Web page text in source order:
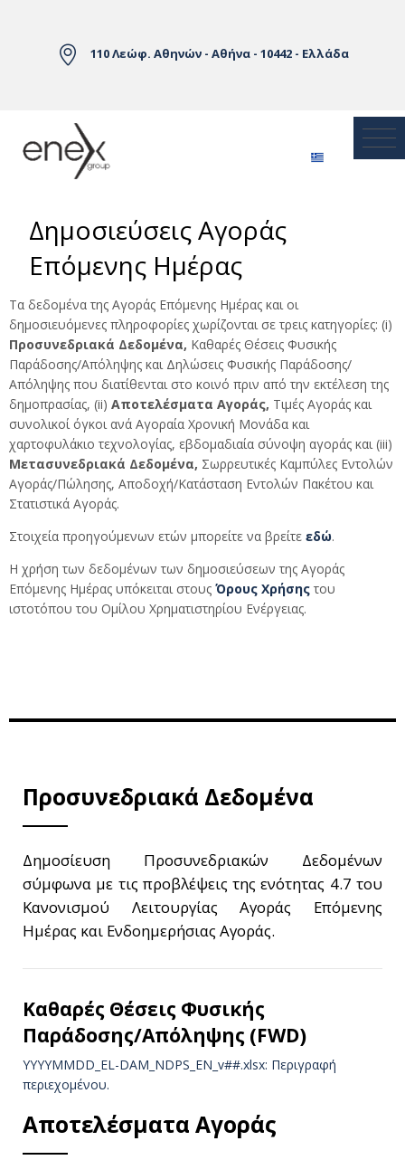
110 Λεώφ. Αθηνών - Αθήνα - 10442 - Ελλάδα
Δημοσιεύσεις Αγοράς
Επόμενης Ημέρας
Τα δεδομένα της Αγοράς Επόμενης Ημέρας και οι
δημοσιευόμενες πληροφορίες χωρίζονται σε τρεις κατηγορίες: (i)
Προσυνεδριακά Δεδομένα, Καθαρές Θέσεις Φυσικής
Παράδοσης/Απόληψης και Δηλώσεις Φυσικής Παράδοσης/
Απόληψης που διατίθενται στο κοινό πριν από την εκτέλεση της
δημοπρασίας, (ii) Αποτελέσματα Αγοράς, Τιμές Αγοράς και
συνολικοί όγκοι ανά Αγοραία Χρονική Μονάδα και
χαρτοφυλάκιο τεχνολογίας, εβδομαδιαία σύνοψη αγοράς και (iii)
Μετασυνεδριακά Δεδομένα, Σωρρευτικές Καμπύλες Εντολών
Αγοράς/Πώλησης, Αποδοχή/Κατάσταση Εντολών Πακέτου και
Στατιστικά Αγοράς.
Στοιχεία προηγούμενων ετών μπορείτε να βρείτε εδώ.
Η χρήση των δεδομένων των δημοσιεύσεων της Αγοράς
Επόμενης Ημέρας υπόκειται στους Όρους Χρήσηςτου
ιστοτόπου του Ομίλου Χρηματιστηρίου Ενέργειας.
Προσυνεδριακά Δεδομένα
Δημοσίευση Προσυνεδριακών Δεδομένων
σύμφωνα με τις προβλέψεις της ενότητας 4.7 του
Κανονισμού Λειτουργίας Αγοράς Επόμενης
Ημέρας και Ενδοημερήσιας Αγοράς.
Καθαρές Θέσεις Φυσικής
Παράδοσης/Απόληψης (FWD)
YYYYMMDD_EL-DAM_NDPS_ΕΝ_v##.xlsx: Περιγραφή
περιεχομένου.
Αποτελέσματα Αγοράς